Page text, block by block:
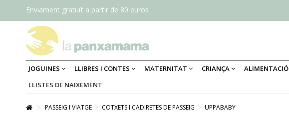
Enviament gratuït a partir de 80 euros
JOGUINES LLIBRES I CONTES MATERNITAT CRIANÇA ALIMENTACIÓ
LLISTES DE NAIXEMENT
PASSEIG I VIATGE COTXETS I CADIRETES DE PASSEIG UPPABABY